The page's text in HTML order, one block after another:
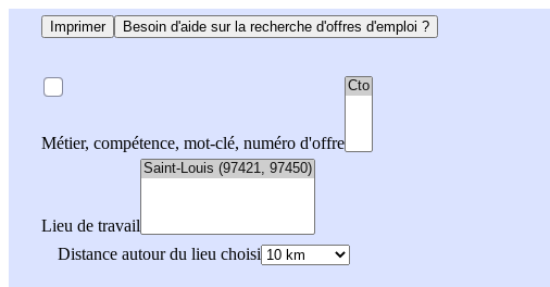
Imprimer Besoin d'aide sur la recherche d'offres d'emploi ?
Métier, compétence, mot-clé, numéro d'offre
Lieu de travail
Distance autour du lieu choisi